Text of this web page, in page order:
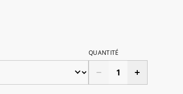
QUANTITÉ